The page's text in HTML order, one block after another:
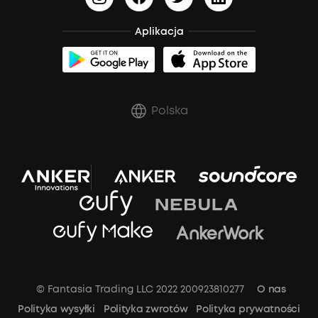
Anuluj zamówienie
Aplikacja
Polska
© Fantasia Trading LLC 2022 200923810277
O nas
Polityka wysyłki
Polityka zwrotów Polityka prywatności